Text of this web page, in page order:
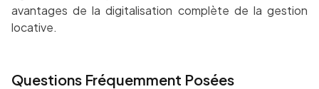
avantages de la digitalisation complète de la gestion
locative.
Questions Fréquemment Posées